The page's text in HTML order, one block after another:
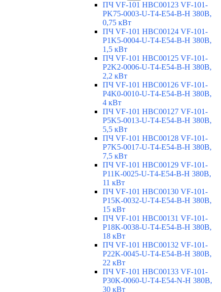
ПЧ VF-101 HBC00123 VF-101-
PK75-0003-U-T4-E54-B-H 380В,
0,75 кВт
ПЧ VF-101 HBC00124 VF-101-
P1K5-0004-U-T4-E54-B-H 380В,
1,5 кВт
ПЧ VF-101 HBC00125 VF-101-
P2K2-0006-U-T4-E54-B-H 380В,
2,2 кВт
ПЧ VF-101 HBC00126 VF-101-
P4K0-0010-U-T4-E54-B-H 380В,
4 кВт
ПЧ VF-101 HBC00127 VF-101-
P5K5-0013-U-T4-E54-B-H 380В,
5,5 кВт
ПЧ VF-101 HBC00128 VF-101-
P7K5-0017-U-T4-E54-B-H 380В,
7,5 кВт
ПЧ VF-101 HBC00129 VF-101-
P11K-0025-U-T4-E54-B-H 380В,
11 кВт
ПЧ VF-101 HBC00130 VF-101-
P15K-0032-U-T4-E54-B-H 380В,
15 кВт
ПЧ VF-101 HBC00131 VF-101-
P18K-0038-U-T4-E54-B-H 380В,
18 кВт
ПЧ VF-101 HBC00132 VF-101-
P22K-0045-U-T4-E54-B-H 380В,
22 кВт
ПЧ VF-101 HBC00133 VF-101-
P30K-0060-U-T4-E54-N-H 380В,
30 кВт